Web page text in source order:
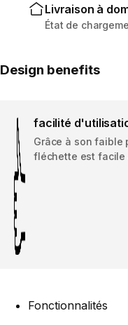
Livraison à
État de
Design benefits
facilité
Grâce à son faible
fléchette est facile
Fonctionnalités